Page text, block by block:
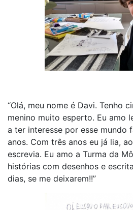
“Olá, meu nome é Davi. Tenho
menino muito esperto. Eu amo
a ter interesse por esse mundo
anos. Com três anos eu já lia,
escrevia. Eu amo a Turma da
histórias com desenhos e
dias, se me deixarem!!”